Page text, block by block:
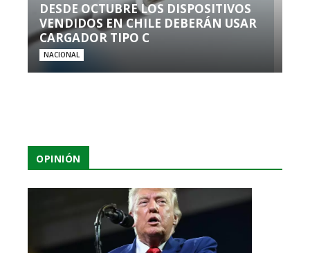
DESDE OCTUBRE LOS DISPOSITIVOS
VENDIDOS EN CHILE DEBERÁN USAR
CARGADOR TIPO C
NACIONAL
OPINIÓN